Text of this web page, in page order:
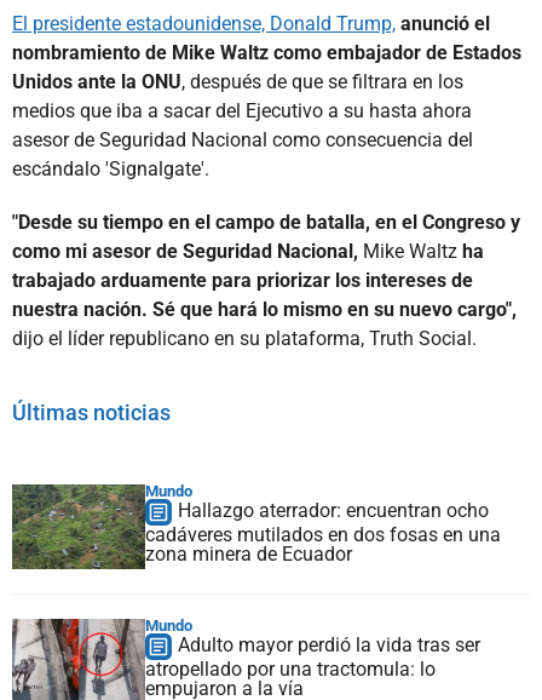
El presidente estadounidense, Donald Trump, anunció el
nombramiento de Mike Waltz como embajador de Estados
Unidos ante la ONU, después de que se filtrara en los
medios que iba a sacar del Ejecutivo a su hasta ahora
asesor de Seguridad Nacional como consecuencia del
escándalo 'Signalgate'.
"Desde su tiempo en el campo de batalla, en el Congreso y
como mi asesor de Seguridad Nacional, Mike Waltz ha
trabajado arduamente para priorizar los intereses de
nuestra nación. Sé que hará lo mismo en su nuevo cargo",
dijo el líder republicano en su plataforma, Truth Social.
Últimas noticias
Mundo
Hallazgo aterrador: encuentran ocho
cadáveres mutilados en dos fosas en una
zona minera de Ecuador
Mundo
Adulto mayor perdió la vida tras ser
atropellado por una tractomula: lo
empujaron a la vía